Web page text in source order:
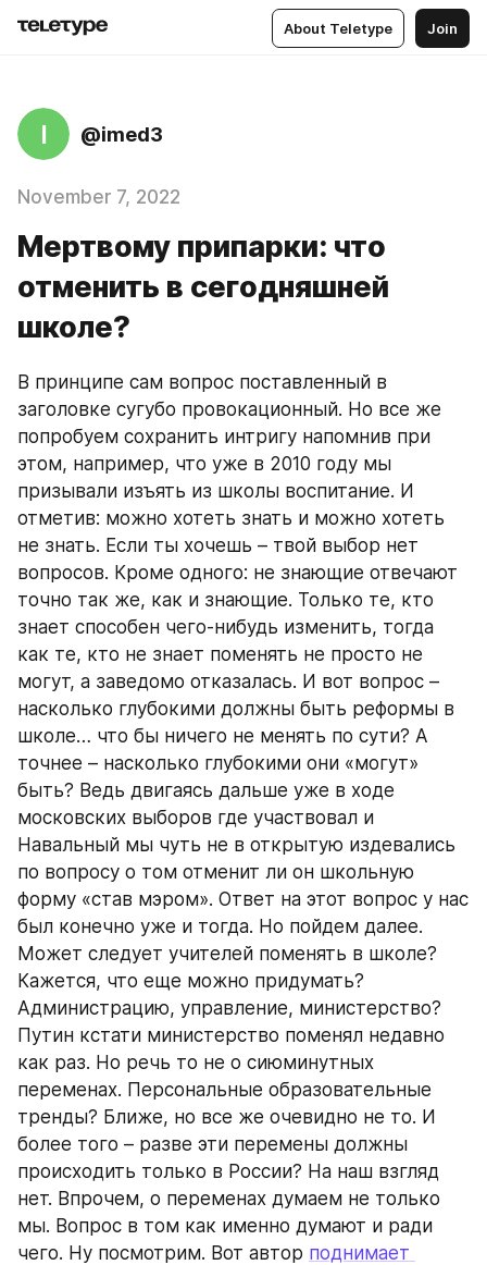
About Teletype Join
I @imed3
November 7, 2022
Мертвому припарки: что
отменить в сегодняшней
школе?
В принципе сам вопрос поставленный в
заголовке сугубо провокационный. Но все же
попробуем сохранить интригу напомнив при
этом, например, что уже в 2010 году мы
призывали изъять из школы воспитание. И
отметив: можно хотеть знать и можно хотеть
не знать. Если ты хочешь – твой выбор нет
вопросов. Кроме одного: не знающие отвечают
точно так же, как и знающие. Только те, кто
знает способен чего-нибудь изменить, тогда
как те, кто не знает поменять не просто не
могут, а заведомо отказалась. И вот вопрос –
насколько глубокими должны быть реформы в
школе… что бы ничего не менять по сути? А
точнее – насколько глубокими они «могут»
быть? Ведь двигаясь дальше уже в ходе
московских выборов где участвовал и
Навальный мы чуть не в открытую издевались
по вопросу о том отменит ли он школьную
форму «став мэром». Ответ на этот вопрос у нас
был конечно уже и тогда. Но пойдем далее.
Может следует учителей поменять в школе?
Кажется, что еще можно придумать?
Администрацию, управление, министерство?
Путин кстати министерство поменял недавно
как раз. Но речь то не о сиюминутных
переменах. Персональные образовательные
тренды? Ближе, но все же очевидно не то. И
более того – разве эти перемены должны
происходить только в России? На наш взгляд
нет. Впрочем, о переменах думаем не только
мы. Вопрос в том как именно думают и ради
чего. Ну посмотрим. Вот автор поднимает